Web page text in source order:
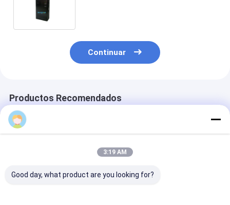
Continuar
Productos Recomendados
3:19 AM
Good day, what product are you looking for?